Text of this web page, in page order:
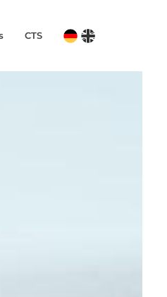
CTS